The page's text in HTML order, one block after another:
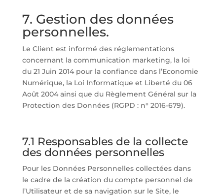
7. Gestion des données
personnelles.
Le Client est informé des réglementations
concernant la communication marketing, la loi
du 21 Juin 2014 pour la confiance dans l’Economie
Numérique, la Loi Informatique et Liberté du 06
Août 2004 ainsi que du Règlement Général sur la
Protection des Données (RGPD : n° 2016-679).
7.1 Responsables de la collecte
des données personnelles
Pour les Données Personnelles collectées dans
le cadre de la création du compte personnel de
l’Utilisateur et de sa navigation sur le Site, le